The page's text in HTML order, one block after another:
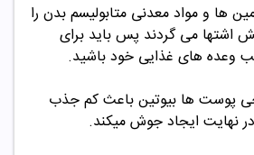
ها و مواد معدنی متابولیسم بدن را
اشتها می گردند پس باید برای
وعده های غذایی خود باشید.
پوست ها بیوتین باعث کم جذب